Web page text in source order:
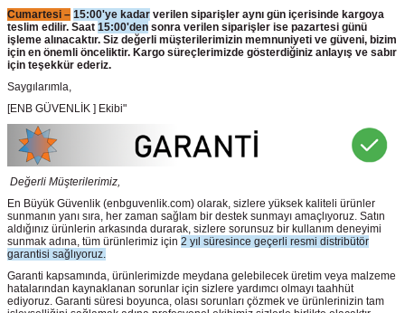
Cumartesi – 15:00'ye kadar verilen siparişler aynı gün içerisinde kargoya
teslim edilir. Saat 15:00'den sonra verilen siparişler ise pazartesi günü
işleme alınacaktır. Siz değerli müşterilerimizin memnuniyeti ve güveni, bizim
için en önemli önceliktir. Kargo süreçlerimizde gösterdiğiniz anlayış ve sabır
için teşekkür ederiz.
Saygılarımla,
[ENB GÜVENLİK ] Ekibi"
Değerli Müşterilerimiz,
En Büyük Güvenlik (enbguvenlik.com) olarak, sizlere yüksek kaliteli ürünler
sunmanın yanı sıra, her zaman sağlam bir destek sunmayı amaçlıyoruz. Satın
aldığınız ürünlerin arkasında durarak, sizlere sorunsuz bir kullanım deneyimi
sunmak adına, tüm ürünlerimiz için 2 yıl süresince geçerli resmi distribütör
garantisi sağlıyoruz.
Garanti kapsamında, ürünlerimizde meydana gelebilecek üretim veya malzeme
hatalarından kaynaklanan sorunlar için sizlere yardımcı olmayı taahhüt
ediyoruz. Garanti süresi boyunca, olası sorunları çözmek ve ürünlerinizin tam